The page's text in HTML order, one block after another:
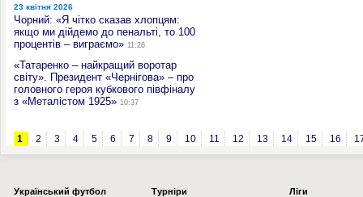
23 квітня 2026
Чорний: «Я чітко сказав хлопцям:
якщо ми дійдемо до пенальті, то 100
процентів – виграємо» 11:26
«Татаренко – найкращий воротар
світу». Президент «Чернігова» – про
головного героя кубкового півфіналу
з «Металістом 1925» 10:37
1 2 3 4 5 6 7 8 9 10 11 12 13 14 15 16
Українcький футбол
Турніри
Ліги